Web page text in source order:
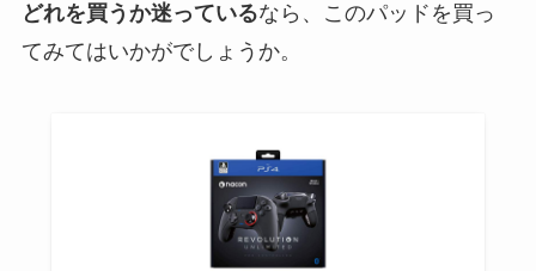
どれを買うか迷っているなら、このパッドを買っ
てみてはいかがでしょうか。